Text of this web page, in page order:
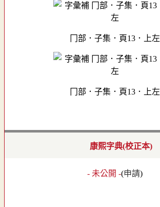
冂部．子集．頁13．上左
冂部．子集．頁13．上左
康熙字典(校正本)
- 未公開 -(申請)